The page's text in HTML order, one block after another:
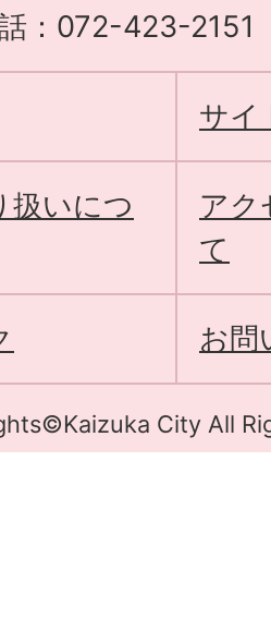
：072-423-2151
サイ
扱いにつ
アク
て
お問
City All